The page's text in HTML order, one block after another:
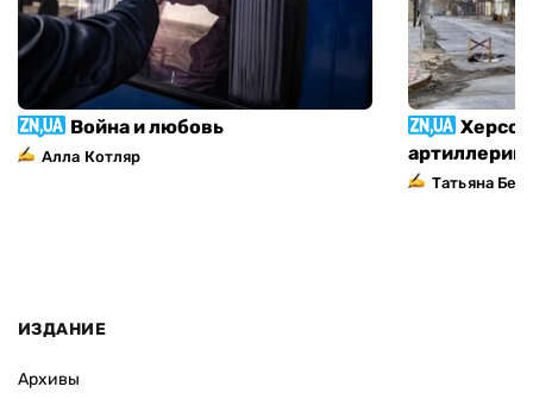
Война и любовь
Алла Котляр
Татьяна
ИЗДАНИЕ
Архивы